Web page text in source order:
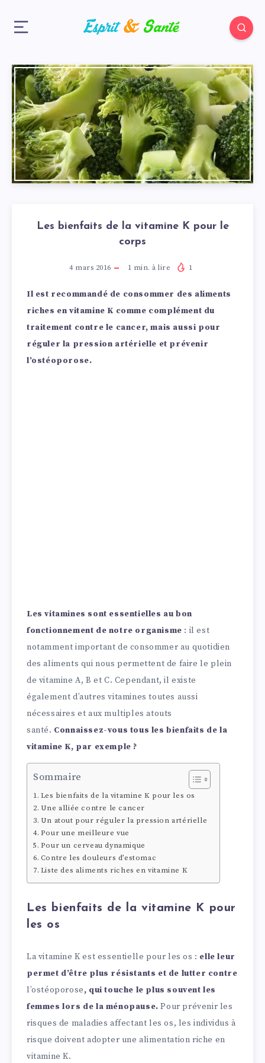
Les bienfaits de la vitamine K pour le
corps
4 mars 2016 1 min. à lire 1
Il est recommandé de consommer des aliments
riches en vitamine K comme complément du
traitement contre le cancer, mais aussi pour
réguler la pression artérielle et prévenir
l’ostéoporose.
Les vitamines sont essentielles au bon
fonctionnement de notre organisme : il est
notamment important de consommer au quotidien
des aliments qui nous permettent de faire le plein
de vitamine A, B et C. Cependant, il existe
également d’autres vitamines toutes aussi
nécessaires et aux multiples atouts
santé. Connaissez-vous tous les bienfaits de la
vitamine K, par exemple ?
Sommaire
Les bienfaits de la vitamine K pour les os
Une alliée contre le cancer
Un atout pour réguler la pression artérielle
Pour une meilleure vue
Pour un cerveau dynamique
Contre les douleurs d’estomac
Liste des aliments riches en vitamine K
Les bienfaits de la vitamine K pour
les os
La vitamine K est essentielle pour les os : elle leur
permet d’être plus résistants et de lutter contre
l’ostéoporose, qui touche le plus souvent les
femmes lors de la ménopause. Pour prévenir les
risques de maladies affectant les os, les individus à
risque doivent adopter une alimentation riche en
vitamine K.